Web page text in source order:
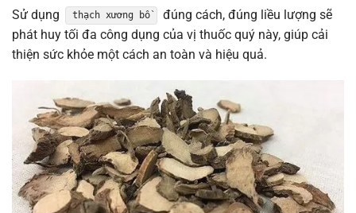
Sử dụng thạch xương bồ
đúng cách, đúng liều lượng sẽ
phát huy tối đa công dụng của vị thuốc quý này, giúp cải
thiện sức khỏe một cách an toàn và hiệu quả.